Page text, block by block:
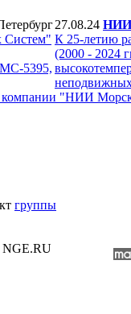
5395,
27.08.24 НИИ
К 25-летию
(2000 - 2024
компaнии "НИИ
группы
NGE.RU